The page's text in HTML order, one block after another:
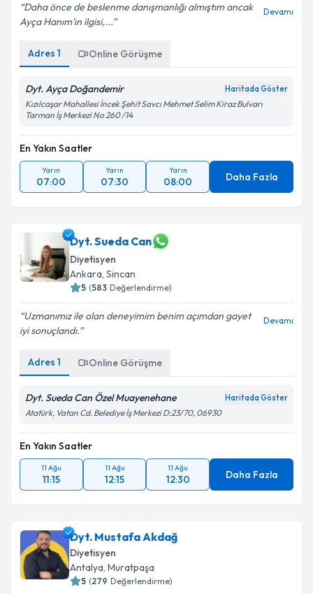
Daha önce de beslenme danışmanlığı almıştım ancak
Ayça Hanım’ın ilgisi,...
Devamı
Adres 1 Online Görüşme
Dyt. Ayça Doğandemir Haritada Göster
Kızılcaşar Mahallesi İncek Şehit Savcı Mehmet Selim Kiraz Bulvarı
Tarman İş Merkezi No 260 /14
En Yakın Saatler
Yarın
07:00
Yarın
07:30
Yarın
08:00 Daha Fazla
Dyt. Sueda Can
Diyetisyen
Ankara, Sincan
5 (583 Değerlendirme)
Uzmanımız ile olan deneyimim benim açımdan gayet
iyi sonuçlandı.
Devamı
Adres 1 Online Görüşme
Dyt. Sueda Can Özel Muayenehane Haritada Göster
Atatürk, Vatan Cd. Belediye İş Merkezi D:23/70, 06930
En Yakın Saatler
11 Ağu
11:15
11 Ağu
12:15
11 Ağu
12:30 Daha Fazla
Dyt. Mustafa Akdağ
Diyetisyen
Antalya, Muratpaşa
5 (279 Değerlendirme)